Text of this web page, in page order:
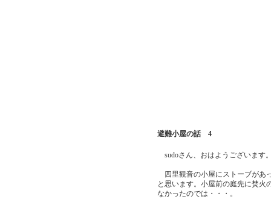
避難小屋の話 4
sudoさん、おはようございます
四里観音の小屋にストーブがあ
と思います。小屋前の庭先に焚火
なかったのでは・・・。